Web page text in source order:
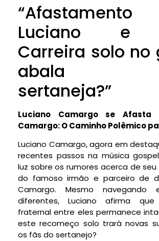
Luciano e
Carreira solo no
abala
sertaneja?”
Luciano Camargo se
Camargo: O Caminho Polêmico
Luciano Camargo, agora em
recentes passos na música
luz sobre os rumores acerca de
do famoso irmão e parceiro de
Camargo. Mesmo navegando
diferentes, Luciano afirma
fraternal entre eles permanece
este recomeço solo trará novas
os fãs do sertanejo?